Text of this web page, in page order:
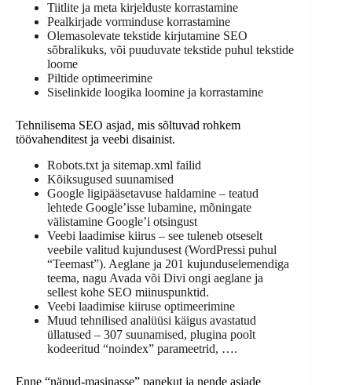
Tiitlite ja meta kirjelduste korrastamine
Pealkirjade vorminduse korrastamine
Olemasolevate tekstide kirjutamine SEO
sõbralikuks, või puuduvate tekstide puhul tekstide
loome
Piltide optimeerimine
Siselinkide loogika loomine ja korrastamine
Tehnilisema SEO asjad, mis sõltuvad rohkem
töövahenditest ja veebi disainist.
Robots.txt ja sitemap.xml failid
Kõiksugused suunamised
Google ligipääsetavuse haldamine – teatud
lehtede Google’isse lubamine, mõningate
välistamine Google’i otsingust
Veebi laadimise kiirus – see tuleneb otseselt
veebile valitud kujundusest (WordPressi puhul
“Teemast”). Aeglane ja 201 kujunduselemendiga
teema, nagu Avada või Divi ongi aeglane ja
sellest kohe SEO miinuspunktid.
Veebi laadimise kiiruse optimeerimine
Muud tehnilised analüüsi käigus avastatud
üllatused – 307 suunamised, plugina poolt
kodeeritud “noindex” parameetrid, ….
Enne “näpud-masinasse” panekut ja nende asjade